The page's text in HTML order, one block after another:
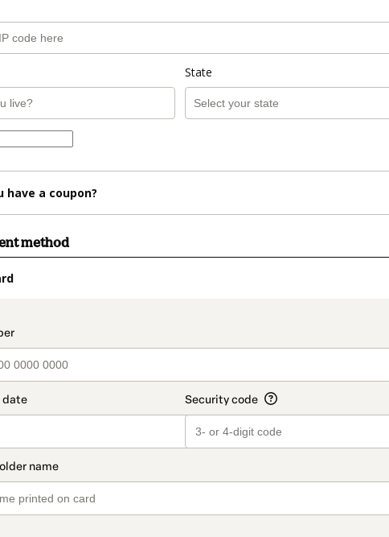
State
have a coupon?
method